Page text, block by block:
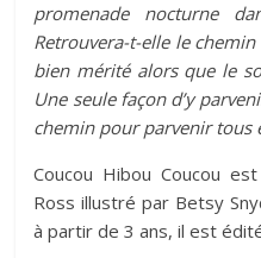
promenade nocturne
Retrouvera-t-elle le
bien mérité alors que le
Une seule façon d’y
chemin pour parvenir tous
Coucou Hibou Coucou
Ross illustré par Betsy
à partir de 3 ans, il est